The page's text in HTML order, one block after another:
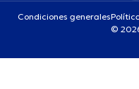
Condiciones generales
©